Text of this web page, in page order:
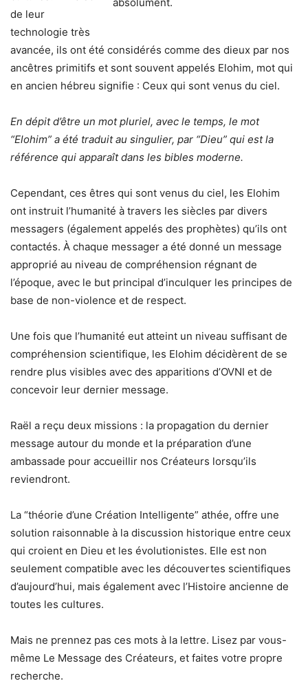
absolument.
de leur
technologie très
avancée, ils ont été considérés comme des dieux par nos
ancêtres primitifs et sont souvent appelés Elohim, mot qui
en ancien hébreu signifie : Ceux qui sont venus du ciel.
En dépit d’être un mot pluriel, avec le temps, le mot
“Elohim” a été traduit au singulier, par “Dieu” qui est la
référence qui apparaît dans les bibles moderne.
Cependant, ces êtres qui sont venus du ciel, les Elohim
ont instruit l’humanité à travers les siècles par divers
messagers (également appelés des prophètes) qu’ils ont
contactés. À chaque messager a été donné un message
approprié au niveau de compréhension régnant de
l’époque, avec le but principal d’inculquer les principes de
base de non-violence et de respect.
Une fois que l’humanité eut atteint un niveau suffisant de
compréhension scientifique, les Elohim décidèrent de se
rendre plus visibles avec des apparitions d’OVNI et de
concevoir leur dernier message.
Raël a reçu deux missions : la propagation du dernier
message autour du monde et la préparation d’une
ambassade pour accueillir nos Créateurs lorsqu’ils
reviendront.
La “théorie d’une Création Intelligente” athée, offre une
solution raisonnable à la discussion historique entre ceux
qui croient en Dieu et les évolutionistes. Elle est non
seulement compatible avec les découvertes scientifiques
d’aujourd’hui, mais également avec l’Histoire ancienne de
toutes les cultures.
Mais ne prennez pas ces mots à la lettre. Lisez par vous-
même Le Message des Créateurs, et faites votre propre
recherche.